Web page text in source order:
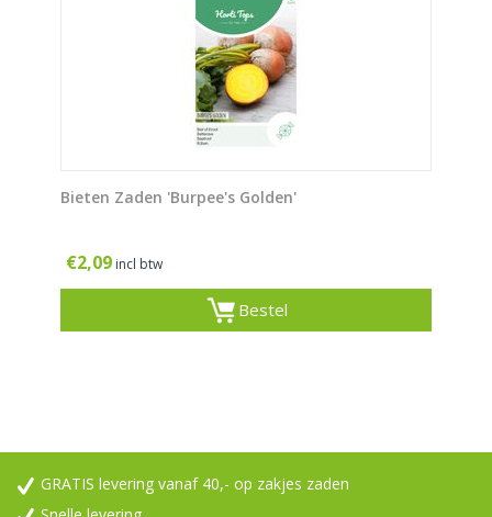
Bieten Zaden 'Burpee's Golden'
€2,09 incl btw
Bestel
GRATIS levering vanaf 40,- op zakjes zaden